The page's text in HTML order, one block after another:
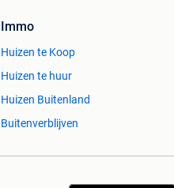
Immo
Huizen te Koop
Huizen te huur
Huizen Buitenland
Buitenverblijven